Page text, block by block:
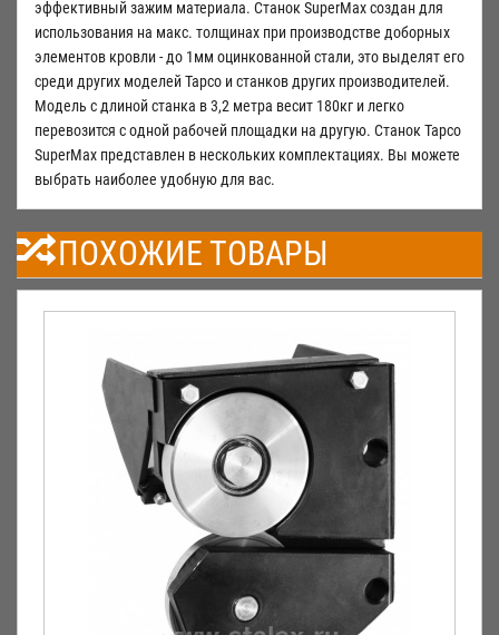
эффективный зажим материала. Станок SuperMax создан для
использования на макс. толщинах при производстве доборных
элементов кровли - до 1мм оцинкованной стали, это выделят его
среди других моделей Тарсо и станков других производителей.
Модель с длиной станка в 3,2 метра весит 180кг и легко
перевозится с одной рабочей площадки на другую. Станок Тарсо
SuperMax представлен в нескольких комплектациях. Вы можете
выбрать наиболее удобную для вас.
ПОХОЖИЕ ТОВАРЫ